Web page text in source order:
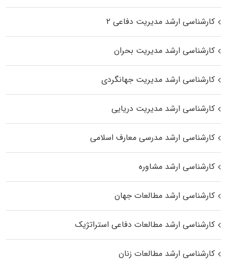
کارشناسی ارشد مدیریت دفاعی ۲
کارشناسی ارشد مدیریت بحران
کارشناسی ارشد مدیریت جهانگردی
کارشناسی ارشد مدیریت دریایی
کارشناسی ارشد مدرسی معارف اسلامی
کارشناسی ارشد مشاوره
کارشناسی ارشد مطالعات جهان
کارشناسی ارشد مطالعات دفاعی استراتژیک
کارشناسی ارشد مطالعات زنان